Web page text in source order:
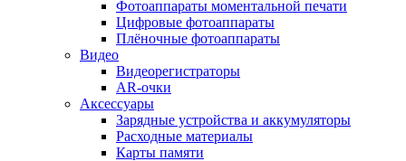
Фотоаппараты моментальной печати
Цифровые фотоаппараты
Плёночные фотоаппараты
Видео
Видеорегистраторы
AR-очки
Аксессуары
Зарядные устройства и аккумуляторы
Расходные материалы
Карты памяти